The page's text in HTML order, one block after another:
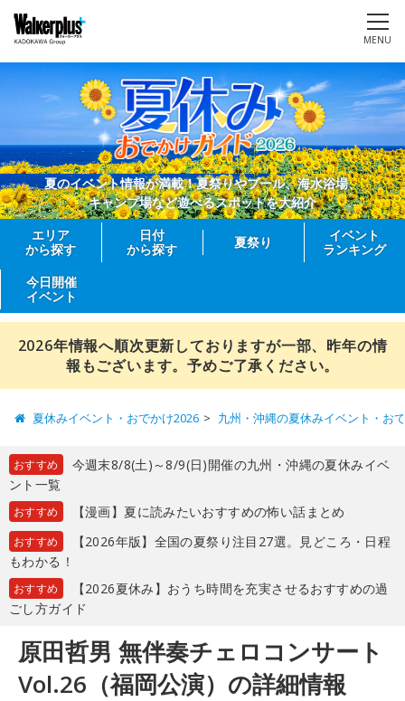
MENU
夏のイベント情報が満載！夏祭りやプール、海水浴場、
キャンプ場など遊べるスポットを大紹介
エリア
から探す
日付
から探す
夏祭り
イベント
ランキング
今日開催
イベント
2026年情報へ順次更新しておりますが一部、昨年の情
報もございます。予めご了承ください。
夏休みイベント・おでかけ2026 九州・沖縄の夏休みイベント・お
おすすめ
今週末8/8(土)～8/9(日)開催の九州・沖縄の夏休みイベ
ント一覧
おすすめ 【漫画】夏に読みたいおすすめの怖い話まとめ
おすすめ
【2026年版】全国の夏祭り注目27選。見どころ・日程
もわかる！
おすすめ
【2026夏休み】おうち時間を充実させるおすすめの過
ごし方ガイド
原田哲男 無伴奏チェロコンサート
Vol.26（福岡公演）の詳細情報